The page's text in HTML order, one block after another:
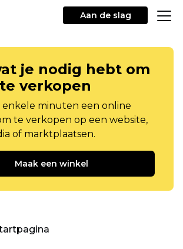
Aan de slag
je nodig hebt om
verkopen
minuten een online
te verkopen op een website,
of marktplaatsen.
Maak een winkel